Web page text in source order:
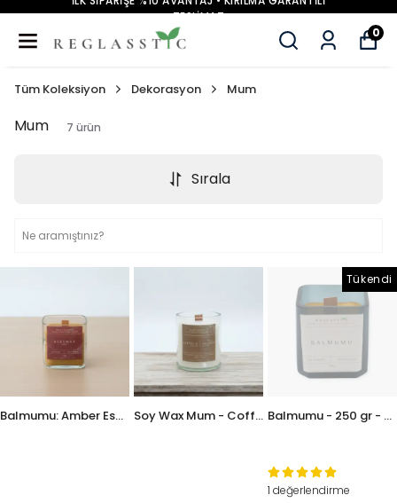
TESLİMAT
0
Tüm Koleksiyon Dekorasyon Mum
Mum 7 ürün
Sırala
Balmumu: Amber Esanslı - 250 gr - Upcycle Cam Soy Wax Mum - Coffee Caramel 250 gr - Upcycle Cam
Tükendi
Balmumu - 250 gr - Upcycle Cam
1 değerlendirme